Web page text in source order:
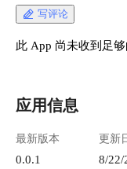
写评论
此 App 尚未收到足
应用信息
最新版本
0.0.1
更新
8/22/